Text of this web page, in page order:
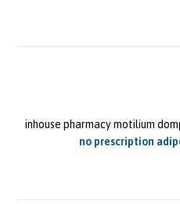
inhouse pharmacy motilium
no prescription